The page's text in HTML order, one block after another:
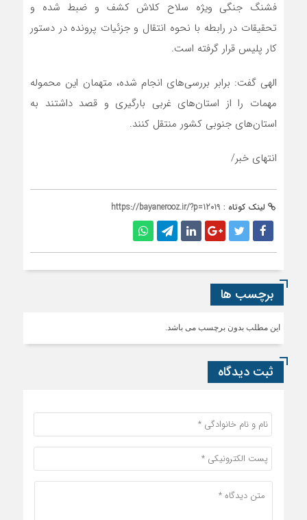
فشنگ جنگی ویژه سلاح کلاش کشف و ضبط شده و
تحقیقات در رابطه با نحوه انتقال و جزئیات پرونده در دستور
کار پلیس قرار گرفته است.
الهی گفت: برابر بررسی‌های انجام شده، متهمان این محموله
مهمات را از استان‌های غربی بارگیری و قصد داشتند به
استان‌های جنوبی کشور منتقل کنند.
انتهای خبر/
لینک کوتاه : https://bayanerooz.ir/?p=12019
برچسب ها
این مطلب بدون برچسب می باشد.
ثبت دیدگاه